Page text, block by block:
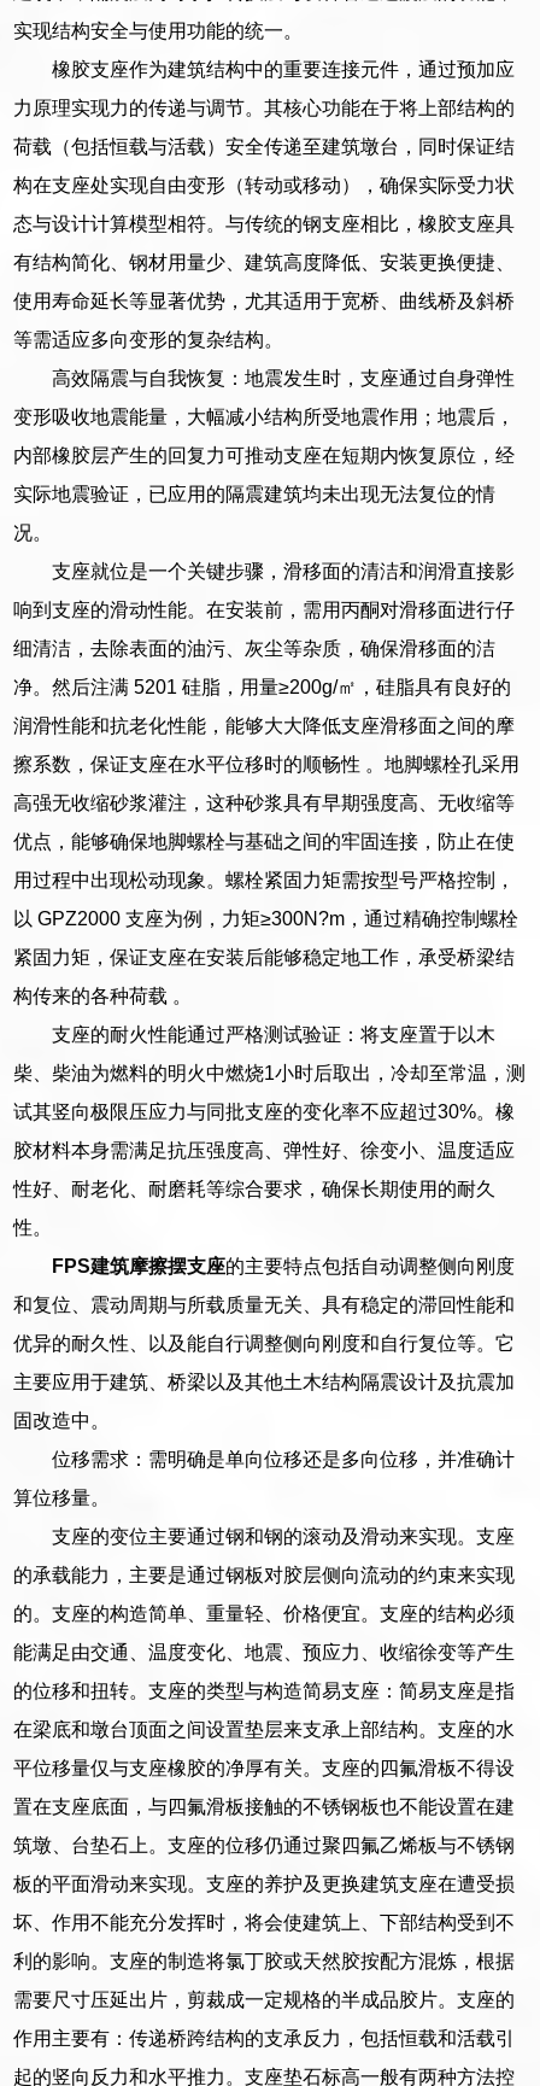
实现结构安全与使用功能的统一。
橡胶支座作为建筑结构中的重要连接元件，通过预加应
力原理实现力的传递与调节。其核心功能在于将上部结构的
荷载（包括恒载与活载）安全传递至建筑墩台，同时保证结
构在支座处实现自由变形（转动或移动），确保实际受力状
态与设计计算模型相符。与传统的钢支座相比，橡胶支座具
有结构简化、钢材用量少、建筑高度降低、安装更换便捷、
使用寿命延长等显著优势，尤其适用于宽桥、曲线桥及斜桥
等需适应多向变形的复杂结构。
高效隔震与自我恢复：地震发生时，支座通过自身弹性
变形吸收地震能量，大幅减小结构所受地震作用；地震后，
内部橡胶层产生的回复力可推动支座在短期内恢复原位，经
实际地震验证，已应用的隔震建筑均未出现无法复位的情
况。
支座就位是一个关键步骤，滑移面的清洁和润滑直接影
响到支座的滑动性能。在安装前，需用丙酮对滑移面进行仔
细清洁，去除表面的油污、灰尘等杂质，确保滑移面的洁
净。然后注满 5201 硅脂，用量≥200g/㎡，硅脂具有良好的
润滑性能和抗老化性能，能够大大降低支座滑移面之间的摩
擦系数，保证支座在水平位移时的顺畅性 。地脚螺栓孔采用
高强无收缩砂浆灌注，这种砂浆具有早期强度高、无收缩等
优点，能够确保地脚螺栓与基础之间的牢固连接，防止在使
用过程中出现松动现象。螺栓紧固力矩需按型号严格控制，
以 GPZ2000 支座为例，力矩≥300N?m，通过精确控制螺栓
紧固力矩，保证支座在安装后能够稳定地工作，承受桥梁结
构传来的各种荷载 。
支座的耐火性能通过严格测试验证：将支座置于以木
柴、柴油为燃料的明火中燃烧1小时后取出，冷却至常温，测
试其竖向极限压应力与同批支座的变化率不应超过30%。橡
胶材料本身需满足抗压强度高、弹性好、徐变小、温度适应
性好、耐老化、耐磨耗等综合要求，确保长期使用的耐久
性。
FPS建筑摩擦摆支座的主要特点包括自动调整侧向刚度
和复位、震动周期与所载质量无关、具有稳定的滞回性能和
优异的耐久性、以及能自行调整侧向刚度和自行复位等。它
主要应用于建筑、桥梁以及其他土木结构隔震设计及抗震加
固改造中。
位移需求：需明确是单向位移还是多向位移，并准确计
算位移量。
支座的变位主要通过钢和钢的滚动及滑动来实现。支座
的承载能力，主要是通过钢板对胶层侧向流动的约束来实现
的。支座的构造简单、重量轻、价格便宜。支座的结构必须
能满足由交通、温度变化、地震、预应力、收缩徐变等产生
的位移和扭转。支座的类型与构造简易支座：简易支座是指
在梁底和墩台顶面之间设置垫层来支承上部结构。支座的水
平位移量仅与支座橡胶的净厚有关。支座的四氟滑板不得设
置在支座底面，与四氟滑板接触的不锈钢板也不能设置在建
筑墩、台垫石上。支座的位移仍通过聚四氟乙烯板与不锈钢
板的平面滑动来实现。支座的养护及更换建筑支座在遭受损
坏、作用不能充分发挥时，将会使建筑上、下部结构受到不
利的影响。支座的制造将氯丁胶或天然胶按配方混炼，根据
需要尺寸压延出片，剪裁成一定规格的半成品胶片。支座的
作用主要有：传递桥跨结构的支承反力，包括恒载和活载引
起的竖向反力和水平推力。支座垫石标高一般有两种方法控